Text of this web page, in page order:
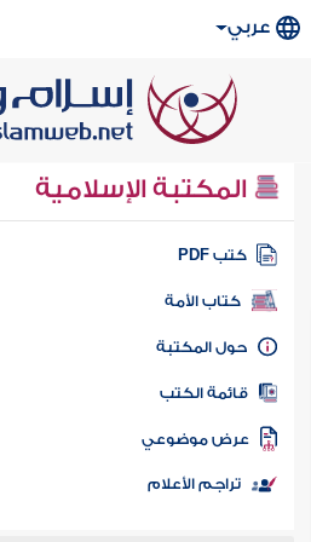
عربي
المكتبة الإسلامية
كتب PDF
كتاب الأمة
المكتبة
الكتب
موضوعي